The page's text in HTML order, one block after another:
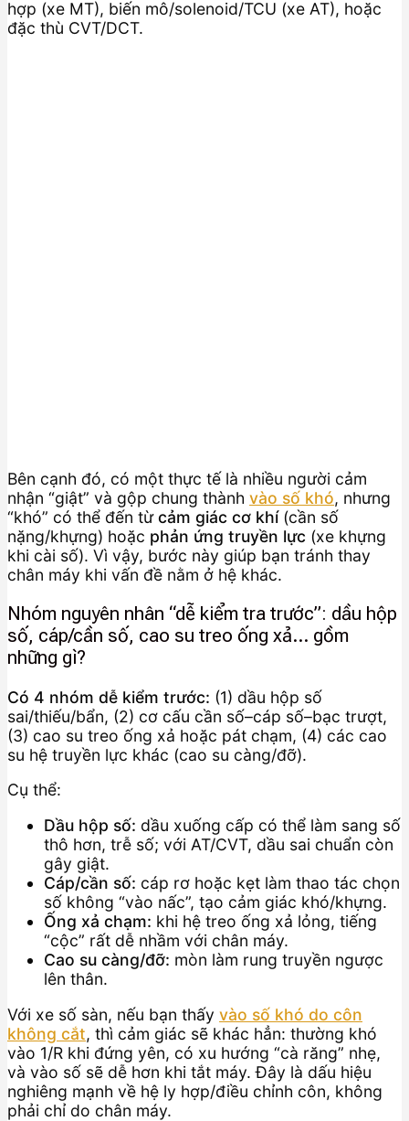
hợp (xe MT), biến mô/solenoid/TCU (xe AT), hoặc
đặc thù CVT/DCT.
Bên cạnh đó, có một thực tế là nhiều người cảm
nhận “giật” và gộp chung thành vào số khó, nhưng
“khó” có thể đến từcảm giác cơ khí(cần số
nặng/khựng) hoặc phản ứng truyền lực (xe khựng
khi cài số). Vì vậy, bước này giúp bạn tránh thay
chân máy khi vấn đề nằm ở hệ khác.
Nhóm nguyên nhân “dễ kiểm tra trước”: dầu hộp
số, cáp/cần số, cao su treo ống xả… gồm
những gì?
Có 4 nhóm dễ kiểm trước: (1) dầu hộp số
sai/thiếu/bẩn, (2) cơ cấu cần số–cáp số–bạc trượt,
(3) cao su treo ống xả hoặc pát chạm, (4) các cao
su hệ truyền lực khác (cao su càng/đỡ).
Cụ thể:
Dầu hộp số: dầu xuống cấp có thể làm sang số
thô hơn, trễ số; với AT/CVT, dầu sai chuẩn còn
gây giật.
Cáp/cần số: cáp rơ hoặc kẹt làm thao tác chọn
số không “vào nấc”, tạo cảm giác khó/khựng.
Ống xả chạm: khi hệ treo ống xả lỏng, tiếng
“cộc” rất dễ nhầm với chân máy.
Cao su càng/đỡ: mòn làm rung truyền ngược
lên thân.
Với xe số sàn, nếu bạn thấy vào số khó do côn
không cắt, thì cảm giác sẽ khác hẳn: thường khó
vào 1/R khi đứng yên, có xu hướng “cà răng” nhẹ,
và vào số sẽ dễ hơn khi tắt máy. Đây là dấu hiệu
nghiêng mạnh về hệ ly hợp/điều chỉnh côn, không
phải chỉ do chân máy.